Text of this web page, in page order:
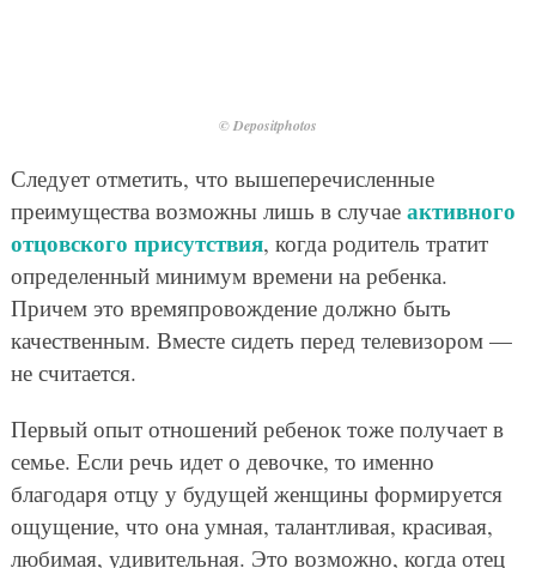
© Depositphotos
Следует отметить, что вышеперечисленные
преимущества возможны лишь в случае активного
отцовского присутствия, когда родитель тратит
определенный минимум времени на ребенка.
Причем это времяпровождение должно быть
качественным. Вместе сидеть перед телевизором —
не считается.
Первый опыт отношений ребенок тоже получает в
семье. Если речь идет о девочке, то именно
благодаря отцу у будущей женщины формируется
ощущение, что она умная, талантливая, красивая,
любимая, удивительная. Это возможно, когда отец